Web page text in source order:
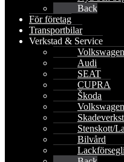
Back
För företag
Transportbilar
Verkstad & Service
Volkswagen
Audi
SEAT
CUPRA
Škoda
Stenskott/
Bilvård